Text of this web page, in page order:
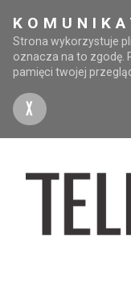
Strona wykorzystuje
oznacza na to zgodę.
pamięci twojej
X